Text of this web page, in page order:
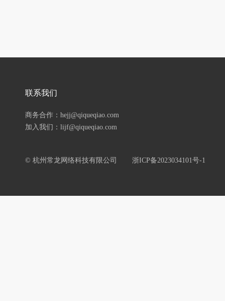
联系我们
商务合作：hejj@qiqueqiao.com
加入我们：lijf@qiqueqiao.com
© 杭州常龙网络科技有限公司 浙ICP备2023034101号-1